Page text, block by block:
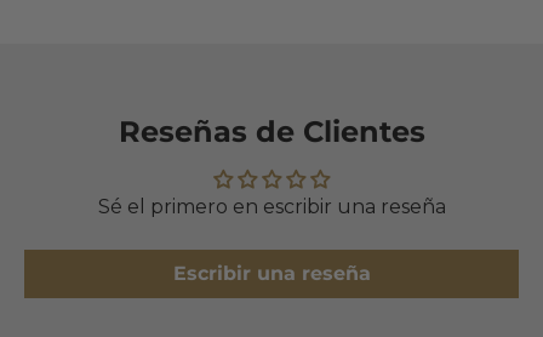
Reseñas de Clientes
Sé el primero en escribir una reseña
Escribir una reseña